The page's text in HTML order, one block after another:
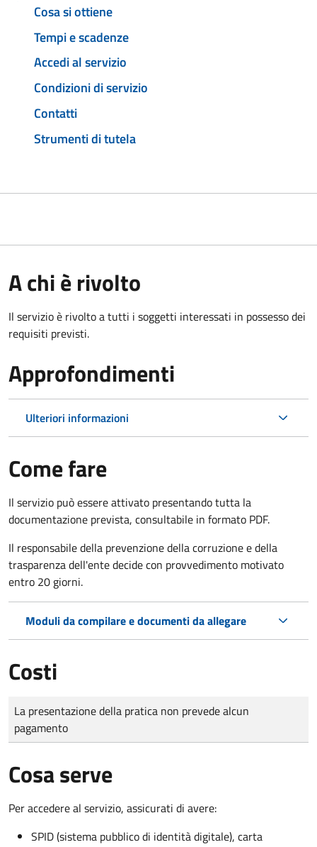
Cosa si ottiene
Tempi e scadenze
Accedi al servizio
Condizioni di servizio
Contatti
Strumenti di tutela
A chi è rivolto
Il servizio è rivolto a tutti i soggetti interessati in possesso dei
requisiti previsti.
Approfondimenti
Ulteriori informazioni
Come fare
Il servizio può essere attivato presentando tutta la
documentazione prevista, consultabile in formato PDF.
Il responsabile della prevenzione della corruzione e della
trasparenza dell'ente decide con provvedimento motivato
entro 20 giorni.
Moduli da compilare e documenti da allegare
Costi
Tipo di pagamento
Importo
La presentazione della pratica non prevede alcun
pagamento
Cosa serve
Per accedere al servizio, assicurati di avere:
SPID (sistema pubblico di identità digitale), carta